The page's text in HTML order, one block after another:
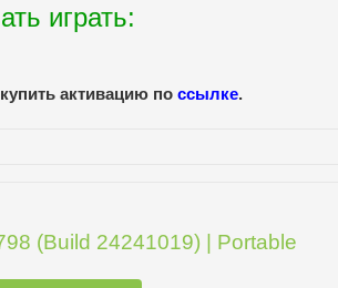
играть:
активацию по ссылке.
(Build 24241019) | Portable